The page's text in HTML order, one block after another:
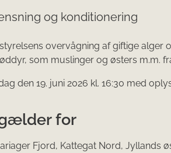
og konditionering
overvågning af giftige alger
som muslinger og østers m.m.
den 19. juni 2026 kl. 16:30 med
for
Fjord, Kattegat Nord, Jyllands